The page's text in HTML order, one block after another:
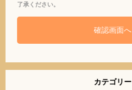
了承ください。
カテゴリー